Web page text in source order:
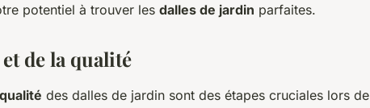
potentiel à trouver les dalles de jardin parfaites.
de la qualité
des dalles de jardin sont des étapes cruciales lors de